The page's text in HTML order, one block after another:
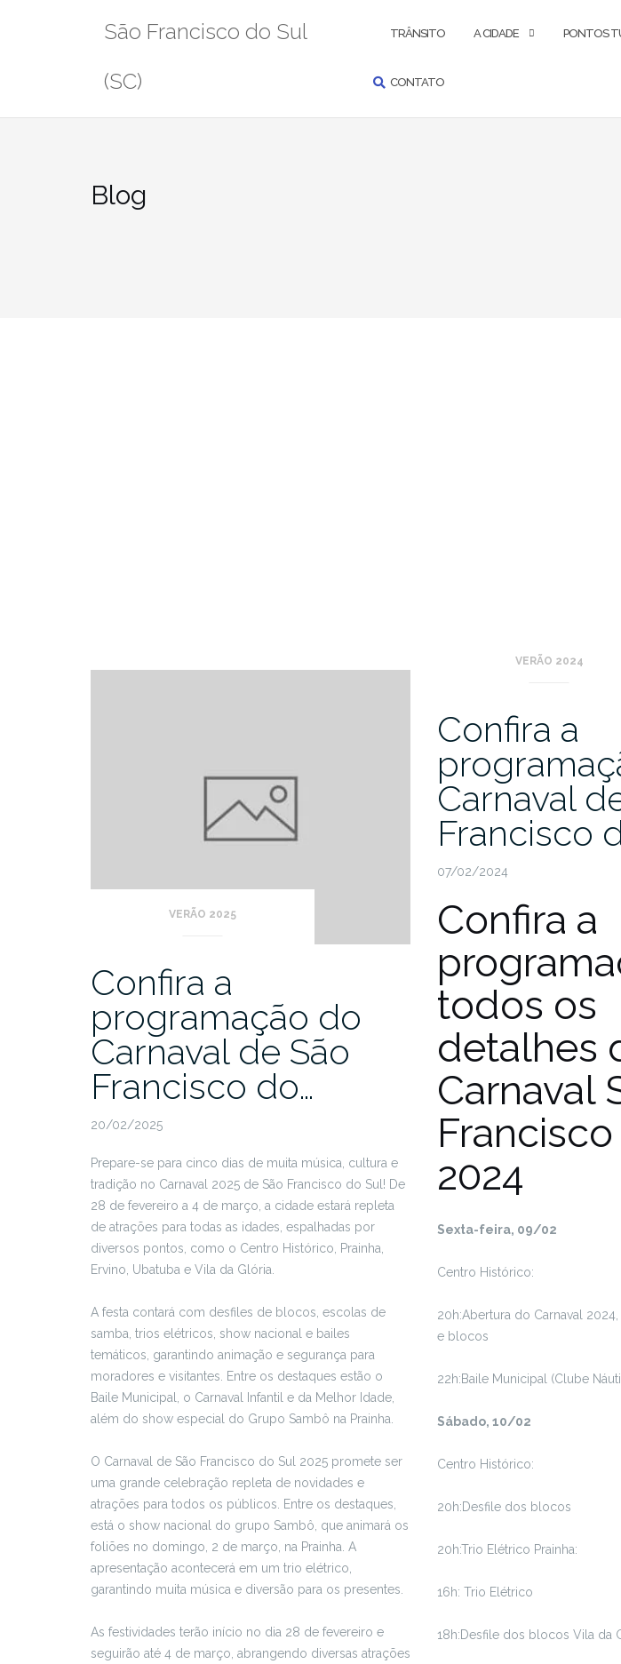
São Francisco do Sul
(SC)
TRÂNSITO A CIDADE PONTOS
CONTATO
Blog
VERÃO 2025
Confira a
programação do
Carnaval de São
Francisco do…
20/02/2025
Prepare-se para cinco dias de muita música, cultura e
tradição no Carnaval 2025 de São Francisco do Sul! De
28 de fevereiro a 4 de março, a cidade estará repleta
de atrações para todas as idades, espalhadas por
diversos pontos, como o Centro Histórico, Prainha,
Ervino, Ubatuba e Vila da Glória.
A festa contará com desfiles de blocos, escolas de
samba, trios elétricos, show nacional e bailes
temáticos, garantindo animação e segurança para
moradores e visitantes. Entre os destaques estão o
Baile Municipal, o Carnaval Infantil e da Melhor Idade,
além do show especial do Grupo Sambô na Prainha.
O Carnaval de São Francisco do Sul 2025 promete ser
uma grande celebração repleta de novidades e
atrações para todos os públicos. Entre os destaques,
está o show nacional do grupo Sambô, que animará os
foliões no domingo, 2 de março, na Prainha. A
apresentação acontecerá em um trio elétrico,
garantindo muita música e diversão para os presentes.
As festividades terão início no dia 28 de fevereiro e
seguirão até 4 de março, abrangendo diversas atrações
VERÃO 2024
Confira a
Carnaval
Francisco
07/02/2024
Confira a
todos os
detalhes
Carnaval
2024
Sexta-feira, 09/02
Centro Histórico:
20h:Abertura do Carnaval
e blocos
22h:Baile Municipal (Clube
Sábado, 10/02
Centro Histórico:
20h:Desfile dos blocos
20h:Trio Elétrico Prainha:
16h: Trio Elétrico
18h:Desfile dos blocos Vila da